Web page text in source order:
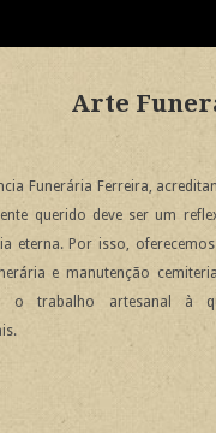
Arte
Funerária Ferreira,
querido deve ser um
eterna. Por isso,
e manutenção
o trabalho artesanal à